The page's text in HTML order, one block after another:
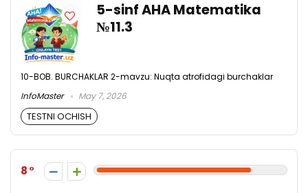
5-sinf AHA Matematika
№11.3
10-BOB. BURCHAKLAR 2-mavzu: Nuqta atrofidagi burchaklar
InfoMaster
May 7, 2026
TESTNI OCHISH
8